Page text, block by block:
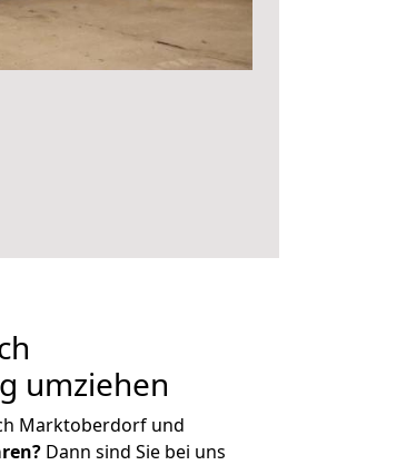
umziehen
Marktoberdorf und
Dann sind Sie bei uns